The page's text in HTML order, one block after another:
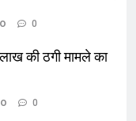
0
की ठगी मामले का
0